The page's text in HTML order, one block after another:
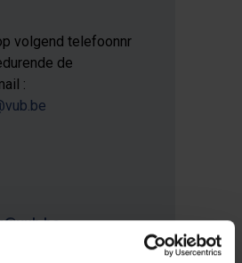
volgend telefoonnr
de
: